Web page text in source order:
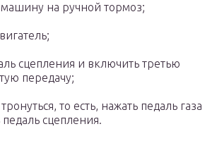
машину на ручной тормоз;
сцепления и включить третью
передачу;
то есть, нажать педаль газа
педаль сцепления.